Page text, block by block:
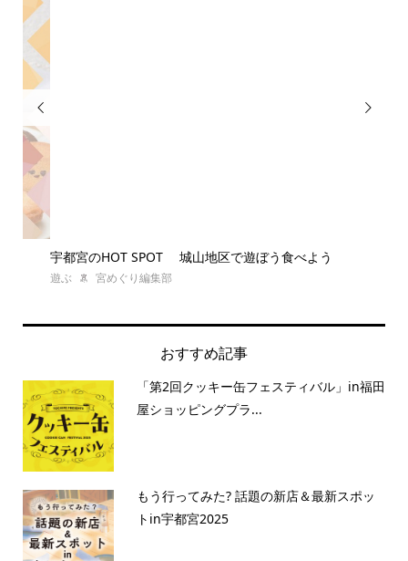

宇都宮のHOT SPOT 城山地区で遊ぼう食べよう
宮めぐり編集部

おすすめ記事
「第2回クッキー缶フェスティバル」in福田
屋ショッピングプラ...
もう行ってみた? 話題の新店＆最新スポッ
トin宇都宮2025